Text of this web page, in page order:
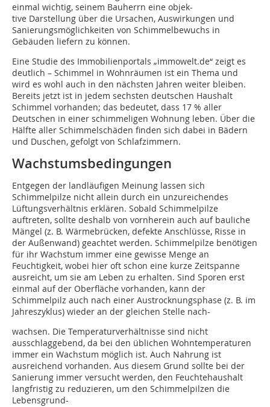
einmal wichtig, seinem Bauherrn eine objek­-
tive Darstellung über die Ursachen, Auswirkungen und
Sanierungsmöglichkeiten von Schimmelbewuchs in
Gebäuden liefern zu können.
Eine Studie des Immobilienportals „immowelt.de“ zeigt es
deutlich – Schimmel in Wohn­räumen ist ein Thema und
wird es wohl auch in den nächsten Jahren weiter bleiben.
Bereits jetzt ist in jedem sechsten deutschen Haushalt
Schimmel vorhanden; das bedeutet, dass 17 % aller
Deutschen in einer schimmeligen Wohnung leben. Über die
Hälfte aller Schimmelschäden finden sich dabei in Bädern
und Duschen, gefolgt von Schlafzimmern.
Wachstumsbedingungen
Entgegen der landläufigen Meinung lassen sich
Schimmelpilze nicht allein durch ein unzureichendes
Lüftungsverhältnis erklären. Sobald Schimmelpilze
auftreten, sollte deshalb von vornherein auch auf bauliche
Mängel (z. B. Wärmebrücken, defekte Anschlüsse, Risse in
der Außenwand) geachtet werden. Schimmelpilze benötigen
für ihr Wachstum immer eine gewisse Menge an
Feuchtigkeit, wobei hier oft schon eine kurze Zeitspanne
ausreicht, um sie am Leben zu erhalten. Sind Sporen erst
einmal auf der Oberfläche vorhanden, kann der
Schimmelpilz auch nach einer Austrocknungsphase (z. B. im
Jahreszyklus) wieder an der gleichen Stelle nach-
wachsen. Die Temperaturverhältnisse sind nicht
ausschlaggebend, da bei den üblichen Wohntemperaturen
immer ein Wachstum möglich ist. Auch Nahrung ist
ausreichend vorhanden. Aus diesem Grund sollte bei der
Sanierung immer versucht werden, den Feuchtehaushalt
langfristig zu reduzieren, um den Schimmelpilzen die
Lebensgrund-